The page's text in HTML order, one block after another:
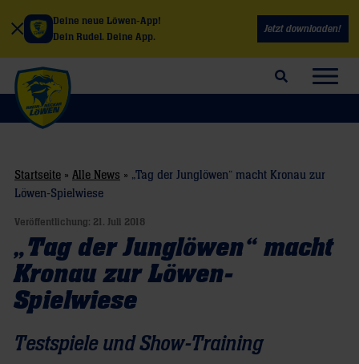
Deine neue Löwen-App!
Dein Rudel. Deine App.
Jetzt downloaden!
Suchfeld öffnen
Startseite » Alle News » „Tag der Junglöwen“ macht Kronau zur
Löwen-Spielwiese
Veröffentlichung: 21. Juli 2018
„Tag der Junglöwen“ macht
Kronau zur Löwen-
Spielwiese
Testspiele und Show-Training